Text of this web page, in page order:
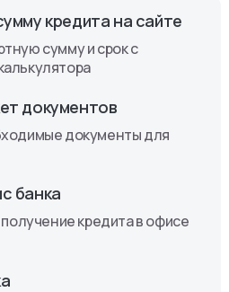
кредита на сайте
сумму и срок с
документов
документы для
банка
кредита в офисе